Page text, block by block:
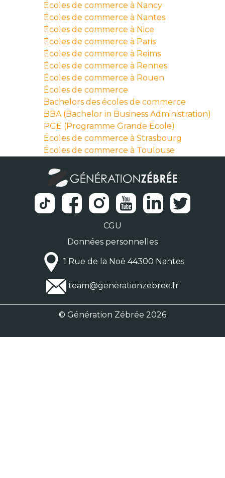
Écoles de commerce à Nancy
Écoles de commerce à Nantes
Écoles de commerce à Nice
Écoles de commerce à Paris
Écoles de commerce à Reims
Écoles de commerce à Rennes
Écoles de commerce à Rouen
Écoles de commerce
Bachelors des écoles de commerce
BBA (Bachelor in Business Administration)
PGE (Programme Grande Ecole)
Écoles de commerce à Strasbourg
Écoles de commerce à Toulouse
CGU
Données personnelles
1 Rue de la Noë 44300 Nantes
team@generationzebree.fr
© Génération Zébrée 2026